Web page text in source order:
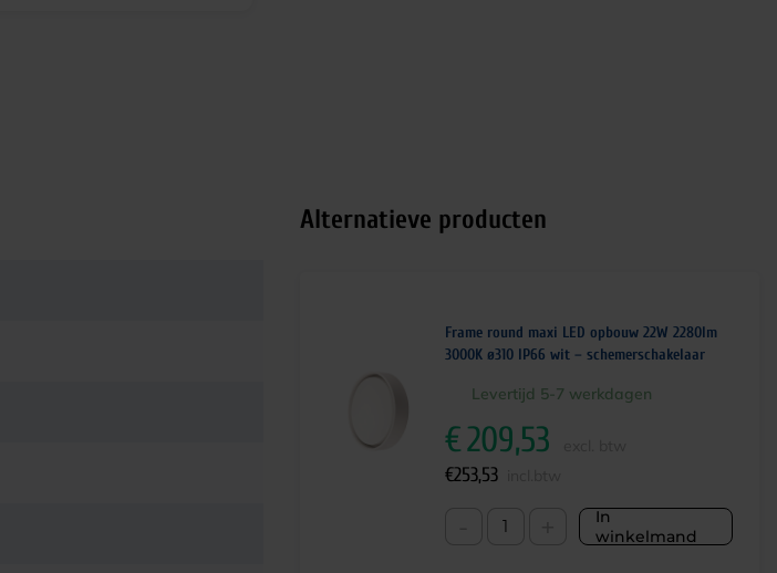
Alternatieve producten
Frame round maxi LED opbouw 22W 2280lm
3000K ø310 IP66 wit – schemerschakelaar
Levertijd 5-7 werkdagen
In
winkelmand
€209,53
€253,53